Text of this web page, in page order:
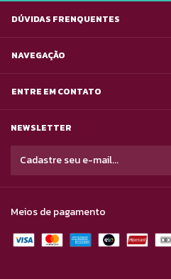
DÚVIDAS FRENQUENTES
NAVEGAÇÃO
ENTRE EM CONTATO
NEWSLETTER
Meios de pagamento